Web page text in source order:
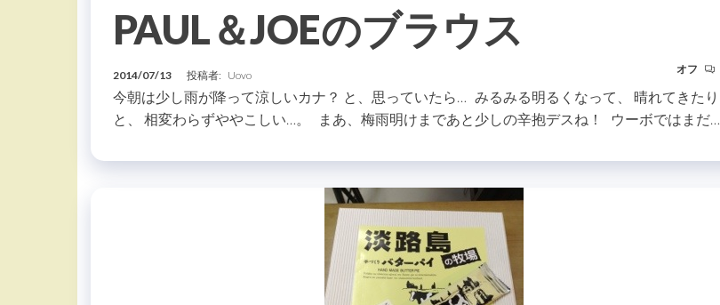
PAUL＆JOEのブラウス
2014/07/13 投稿者: Uovo オフ
今朝は少し雨が降って涼しいカナ？ と、思っていたら… みるみる明るくなって、 晴れてきたり
と、 相変わらずややこしい…。 まあ、梅雨明けまであと少しの辛抱デスね！ ウーボではまだ…